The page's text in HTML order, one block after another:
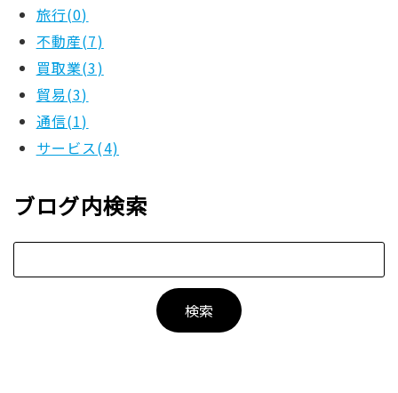
旅行(0)
不動産(7)
買取業(3)
貿易(3)
通信(1)
サービス(4)
ブログ内検索